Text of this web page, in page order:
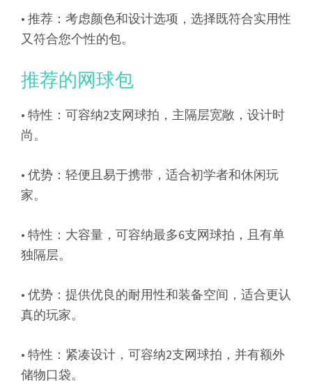
• 推荐：考虑颜色和设计选项，选择既符合实用性
又符合您个性的包。
推荐的网球包
• 特性：可容纳2支网球拍，主隔层宽敞，设计时
尚。
• 优势：轻便且易于携带，适合初学者和休闲玩
家。
• 特性：大容量，可容纳最多6支网球拍，且有单
独隔层。
• 优势：提供优良的耐用性和装备空间，适合更认
真的玩家。
• 特性：紧凑设计，可容纳2支网球拍，并有额外
储物口袋。